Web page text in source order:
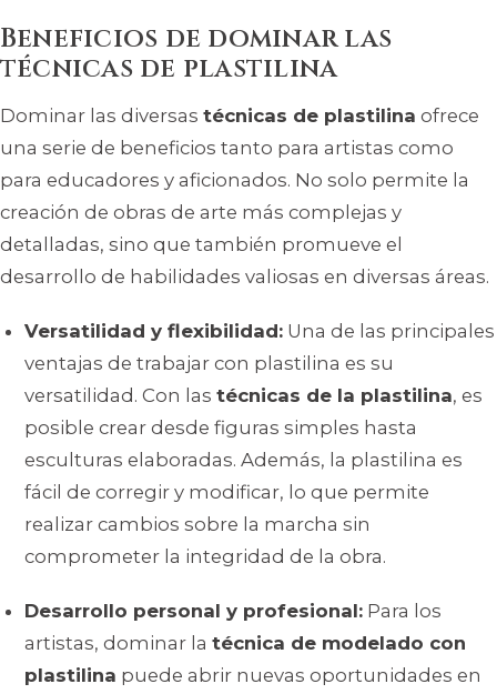
Beneficios de dominar las
técnicas de plastilina
Dominar las diversas técnicas de plastilina ofrece
una serie de beneficios tanto para artistas como
para educadores y aficionados. No solo permite la
creación de obras de arte más complejas y
detalladas, sino que también promueve el
desarrollo de habilidades valiosas en diversas áreas.
Versatilidad y flexibilidad:Una de las principales
ventajas de trabajar con plastilina es su
versatilidad. Con las técnicas de la plastilina, es
posible crear desde figuras simples hasta
esculturas elaboradas. Además, la plastilina es
fácil de corregir y modificar, lo que permite
realizar cambios sobre la marcha sin
comprometer la integridad de la obra.
Desarrollo personal y profesional:Para los
artistas, dominar la técnica de modelado con
plastilina puede abrir nuevas oportunidades en